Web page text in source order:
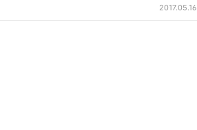
2017.05.16